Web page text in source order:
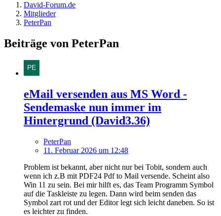
David-Forum.de
Mitglieder
PeterPan
Beiträge von PeterPan
eMail versenden aus MS Word -
Sendemaske nun immer im
Hintergrund (David3.36)
PeterPan
11. Februar 2026 um 12:48
Problem ist bekannt, aber nicht nur bei Tobit, sondern auch
wenn ich z.B mit PDF24 Pdf to Mail versende. Scheint also
Win 11 zu sein. Bei mir hilft es, das Team Programm Symbol
auf die Taskleiste zu legen. Dann wird beim senden das
Symbol zart rot und der Editor legt sich leicht daneben. So ist
es leichter zu finden.